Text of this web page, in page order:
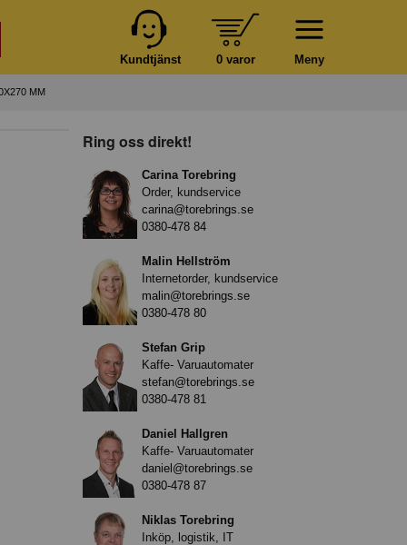
Meny
0 varor
Kundtjänst
MM
Ring oss direkt!
Carina Torebring
Order, kundservice
carina@torebrings.se
0380-478 84
Malin Hellström
Internetorder, kundservice
malin@torebrings.se
0380-478 80
Stefan Grip
Kaffe- Varuautomater
stefan@torebrings.se
0380-478 81
Daniel Hallgren
Kaffe- Varuautomater
daniel@torebrings.se
0380-478 87
Niklas Torebring
Inköp, logistik, IT